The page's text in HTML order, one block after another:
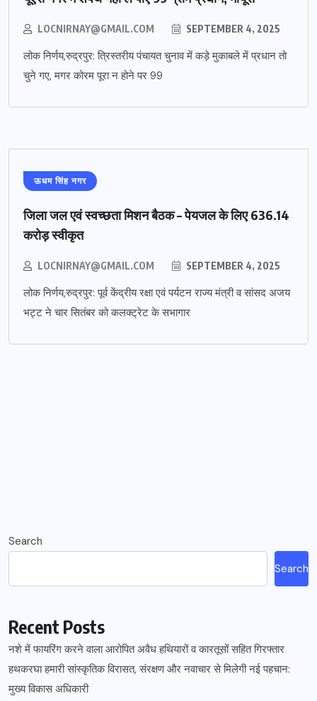
LOCNIRNAY@GMAIL.COM SEPTEMBER 4, 2025
लोक निर्णय,रुद्रपुर: त्रिस्तरीय पंचायत चुनाव में कड़े मुकाबले में प्रधान तो
चुने गए, मगर कोरम पूरा न होने पर 99
ऊधम सिंह नगर
जिला जल एवं स्वच्छता मिशन बैठक – पेयजल के लिए 636.14
करोड़ स्वीकृत
LOCNIRNAY@GMAIL.COM SEPTEMBER 4, 2025
लोक निर्णय,रुद्रपुर: पूर्व केंद्रीय रक्षा एवं पर्यटन राज्य मंत्री व सांसद अजय
भट्ट ने चार सितंबर को कलक्ट्रेट के सभागार
Search
Search
Recent Posts
नशे में फायरिंग करने वाला आरोपित अवैध हथियारों व कारतूसों सहित गिरफ्तार
हथकरघा हमारी सांस्कृतिक विरासत, संरक्षण और नवाचार से मिलेगी नई पहचान:
मुख्य विकास अधिकारी